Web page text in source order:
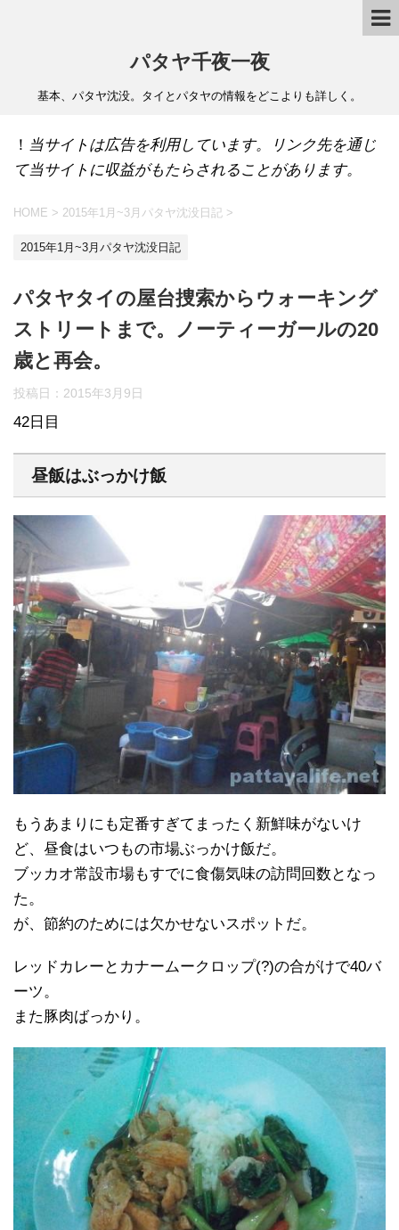
パタヤ千夜一夜
基本、パタヤ沈没。タイとパタヤの情報をどこよりも詳しく。
！ 当サイトは広告を利用しています。リンク先を通じ
て当サイトに収益がもたらされることがあります。
HOME > 2015年1月~3月パタヤ沈没日記 >
2015年1月~3月パタヤ沈没日記
パタヤタイの屋台捜索からウォーキング
ストリートまで。ノーティーガールの20
歳と再会。
投稿日： 2015年3月9日
42日目
昼飯はぶっかけ飯
もうあまりにも定番すぎてまったく新鮮味がないけ
ど、昼食はいつもの市場ぶっかけ飯だ。
ブッカオ常設市場もすでに食傷気味の訪問回数となっ
た。
が、節約のためには欠かせないスポットだ。
レッドカレーとカナームークロップ(?)の合がけで40バ
ーツ。
また豚肉ばっかり。